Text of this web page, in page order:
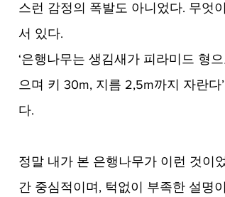
스런 감정의 폭발도 아니었다. 무엇
서 있다.
‘은행나무는 생김새가 피라미드 형
으며 키 30m, 지름 2,5m까지 자란
다.
정말 내가 본 은행나무가 이런 것이
간 중심적이며, 턱없이 부족한 설명